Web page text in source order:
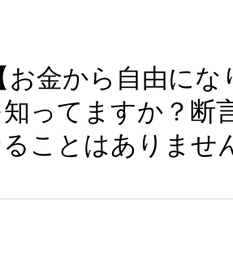
お金から自由に
ってますか？断
ことはありませ